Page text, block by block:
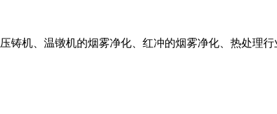
铸机、温镦机的烟雾净化、红冲的烟雾净化、热处理